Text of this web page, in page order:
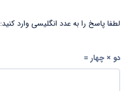
لطفا پاسخ را به عدد انگلیسی وارد کنید:
دو × چهار =